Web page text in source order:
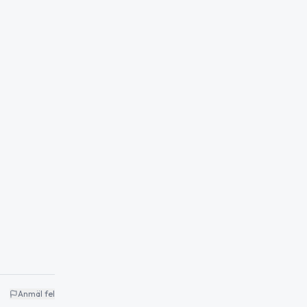
Anmäl fel